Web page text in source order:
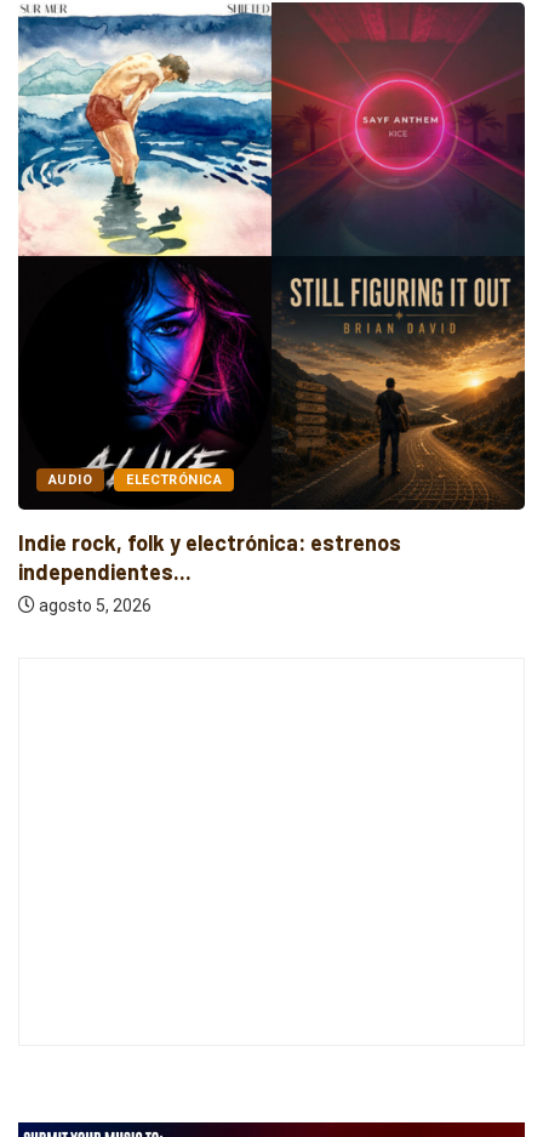
AUDIO ELECTRÓNICA
Indie rock, folk y electrónica: estrenos
independientes...
agosto 5, 2026